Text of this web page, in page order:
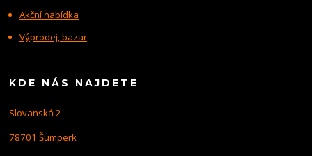
Akční nabídka
Výprodej, bazar
KDE NÁS NAJDETE
Slovanská 2
78701 Šumperk